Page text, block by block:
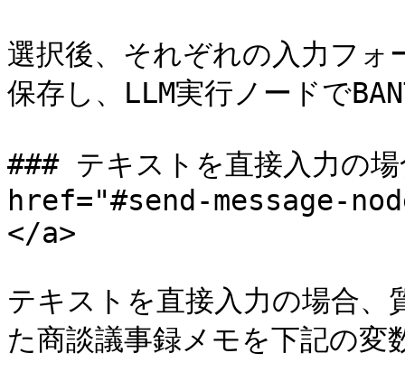
選択後、それぞれの入力フ
保存し、LLM実行ノードで
### テキストを直接入力の
href="#send-message-
</a>
テキストを直接入力の場合、
た商談議事録メモを下記の変